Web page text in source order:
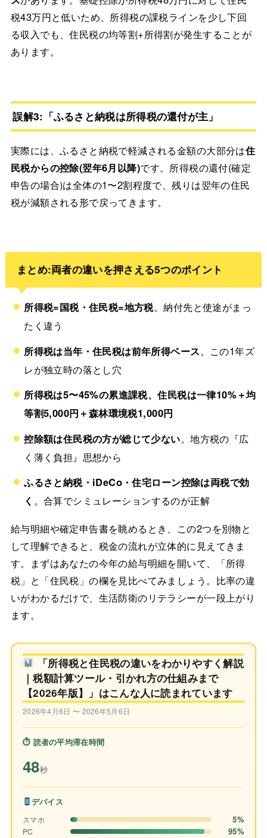
税43万円と低いため、所得税の課税ラインを少し下回
る収入でも、住民税の均等割+所得割が発生することが
あります。
誤解3:「ふるさと納税は所得税の還付が主」
実際には、ふるさと納税で軽減される金額の大部分は住
民税からの控除(翌年6月以降)です。所得税の還付(確定
申告の場合)は全体の1〜2割程度で、残りは翌年の住民
税が減額される形で戻ってきます。
まとめ:両者の違いを押さえる5つのポイント
所得税=国税・住民税=地方税。納付先と使途がまっ
たく違う
所得税は当年・住民税は前年所得ベース。この1年ズ
レが独立時の落とし穴
所得税は5〜45%の累進課税、住民税は一律10%＋均
等割5,000円＋森林環境税1,000円
控除額は住民税の方が総じて少ない。地方税の『広
く薄く負担』思想から
ふるさと納税・iDeCo・住宅ローン控除は両税で効
く 。合算でシミュレーションするのが正解
給与明細や確定申告書を眺めるとき、この2つを別物と
して理解できると、税金の流れが立体的に見えてきま
す。まずはあなたの今年の給与明細を開いて、「所得
税」と「住民税」の欄を見比べてみましょう。比率の違
いがわかるだけで、生活防衛のリテラシーが一段上がり
ます。
「所得税と住民税の違いをわかりやすく解説
｜税額計算ツール・引かれ方の仕組みまで
【2026年版】」はこんな人に読まれています
2026年4月6日 〜 2026年5月6日
⏱ 読者の平均滞在時間
48秒
デバイス
スマホ 5%
PC 95%